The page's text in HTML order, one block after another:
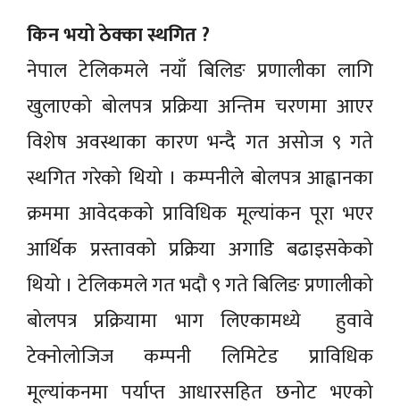
किन भयो ठेक्का स्थगित ?
नेपाल टेलिकमले नयाँ बिलिङ प्रणालीका लागि
खुलाएको बोलपत्र प्रक्रिया अन्तिम चरणमा आएर
विशेष अवस्थाका कारण भन्दै गत असोज ९ गते
स्थगित गरेको थियो । कम्पनीले बोलपत्र आह्वानका
क्रममा आवेदकको प्राविधिक मूल्यांकन पूरा भएर
आर्थिक प्रस्तावको प्रक्रिया अगाडि बढाइसकेको
थियो । टेलिकमले गत भदौ ९ गते बिलिङ प्रणालीको
बोलपत्र प्रक्रियामा भाग लिएकामध्ये हुवावे
टेक्नोलोजिज कम्पनी लिमिटेड प्राविधिक
मूल्यांकनमा पर्याप्त आधारसहित छनोट भएको